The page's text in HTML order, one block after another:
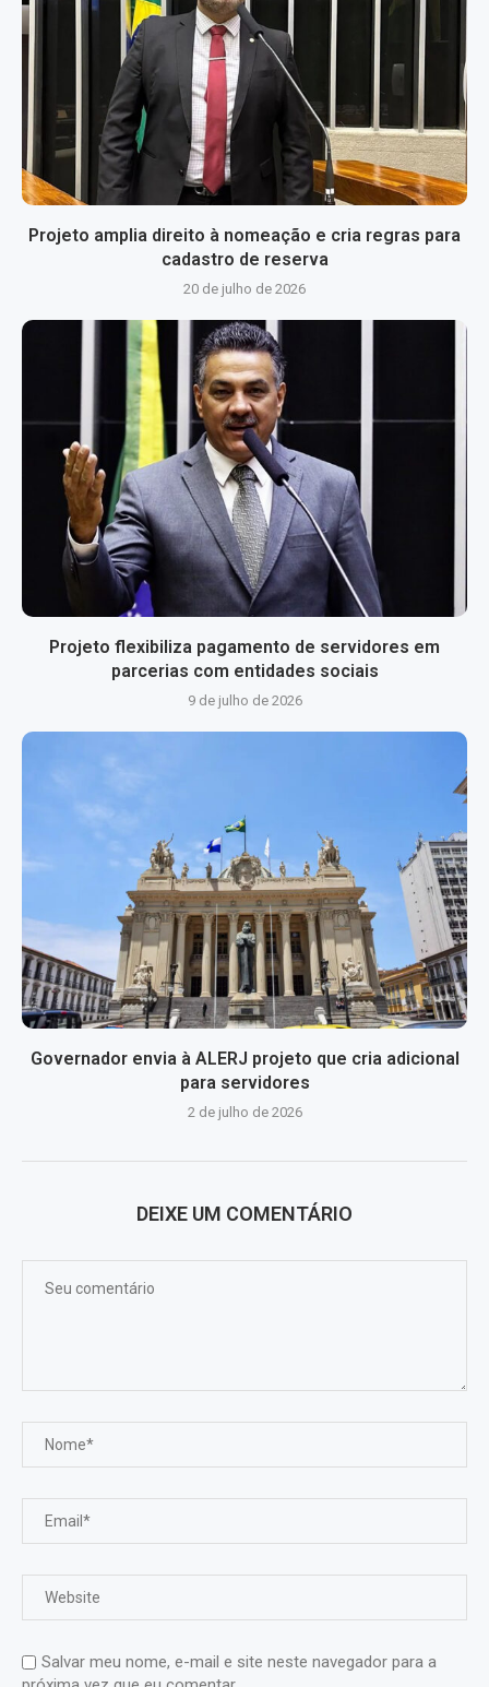
Projeto amplia direito à nomeação e cria regras para
cadastro de reserva
20 de julho de 2026
Projeto flexibiliza pagamento de servidores em
parcerias com entidades sociais
9 de julho de 2026
Governador envia à ALERJ projeto que cria adicional
para servidores
2 de julho de 2026
DEIXE UM COMENTÁRIO
Salvar meu nome, e-mail e site neste navegador para a